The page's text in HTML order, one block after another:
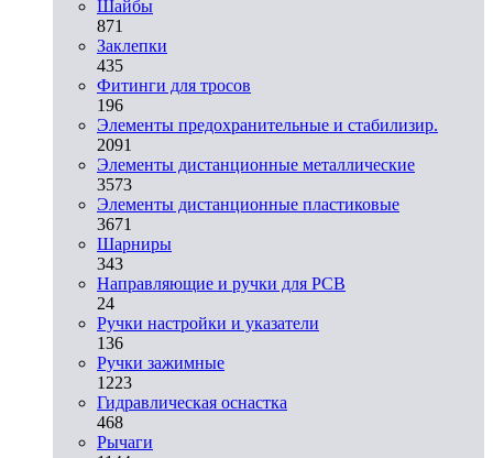
Шайбы
871
Заклепки
435
Фитинги для тросов
196
Элементы предохранительные и стабилизир.
2091
Элементы дистанционные металлические
3573
Элементы дистанционные пластиковые
3671
Шарниры
343
Направляющие и ручки для PCB
24
Ручки настройки и указатели
136
Ручки зажимные
1223
Гидравлическая оснастка
468
Рычаги